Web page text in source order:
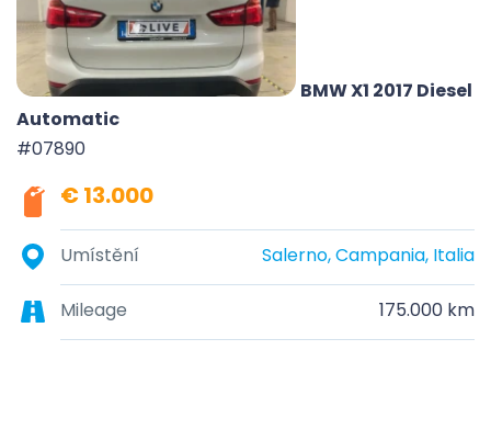
BMW X1 2017 Diesel
Automatic
#07890
€ 13.000
Umístění Salerno, Campania, Italia
Mileage 175.000 km